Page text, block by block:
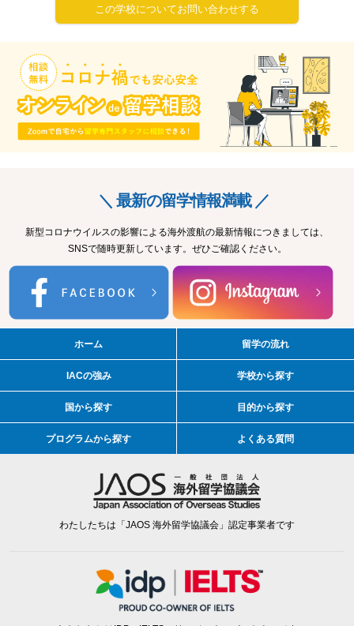
この学校についてお問い合わせする
＼ 最新の留学情報満載 ／
新型コロナウイルスの影響による海外渡航の最新情報につきましては、
SNSで随時更新しています。ぜひご確認ください。
ホーム 留学の流れ
IACの強み 学校から探す
国から探す 目的から探す
プログラムから探す よくある質問
わたしたちは「JAOS 海外留学協議会」認定事業者です